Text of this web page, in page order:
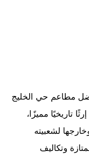
مطاعم حي الخليج
تاريخيًا مميزًا،
لشعبيته
وتكاليف